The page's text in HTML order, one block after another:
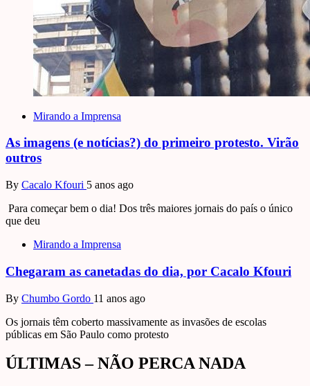
Mirando a Imprensa
As imagens (e notícias?) do primeiro protesto. Virão
outros
By Cacalo Kfouri 5 anos ago
Para começar bem o dia! Dos três maiores jornais do país o único
que deu
Mirando a Imprensa
Chegaram as canetadas do dia, por Cacalo Kfouri
By Chumbo Gordo 11 anos ago
Os jornais têm coberto massivamente as invasões de escolas
públicas em São Paulo como protesto
ÚLTIMAS – NÃO PERCA NADA